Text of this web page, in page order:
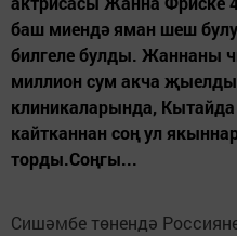
баш миендә яман шеш
билгеле булды. Жаннаны
миллион сум акча
клиникаларында,
кайтканнан соң ул
торды.Соңгы...
Сишәмбе төнендә